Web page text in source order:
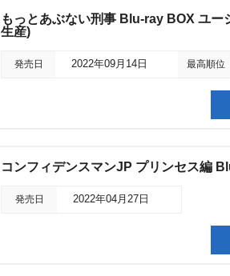
もっとあぶない刑事 Blu-ray BOX ユー
生産)
発売日 2022年09月14日 最高順位
コンフィデンスマンJP プリンセス編
発売日 2022年04月27日